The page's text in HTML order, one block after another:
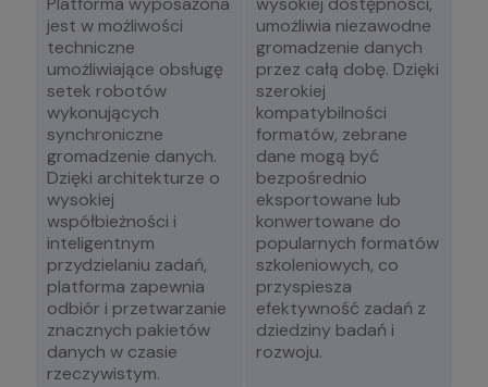
jest w możliwości
techniczne
umożliwiające obsługę
setek robotów
wykonujących
synchroniczne
gromadzenie danych.
Dzięki architekturze o
wysokiej
współbieżności i
inteligentnym
przydzielaniu zadań,
platforma zapewnia
odbiór i przetwarzanie
znacznych pakietów
danych w czasie
rzeczywistym.
umożliwia niezawodne
gromadzenie danych
przez całą dobę. Dzięki
szerokiej
kompatybilności
formatów, zebrane
dane mogą być
bezpośrednio
eksportowane lub
konwertowane do
popularnych formatów
szkoleniowych, co
przyspiesza
efektywność zadań z
dziedziny badań i
rozwoju.